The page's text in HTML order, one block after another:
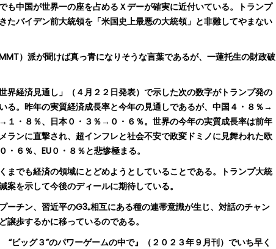
も中国が世界一の座を占めるＸデーが確実に近付いている。トランプ
たバイデン前大統領を「米国史上最悪の大統領」と非難してやまない
）派が聞けば真っ青になりそうな言葉であるが、一蓮托生の財政破
経済見通し」（４月２２日発表）で示した次の数字がトランプ発の
。昨年の実質経済成長率と今年の見通しであるが、中国４・８％→
・８％、日本０・３％→０・６％。世界の今年の実質成長率は前年
ランに直撃され、超インフレと社会不安で政変ドミノに見舞われた欧
６％、EU０・８％と悲惨極まる。
でも経済の領域にとどめようとしていることである。トランプ大統
を示して今後のディールに期待している。
チン、習近平のG3₊相互にある種の連帯意識が生じ、対話のチャン
歩するかに移っているのである。
ッグ３”のパワーゲームの中で』（２０２３年９月刊）でいち早く